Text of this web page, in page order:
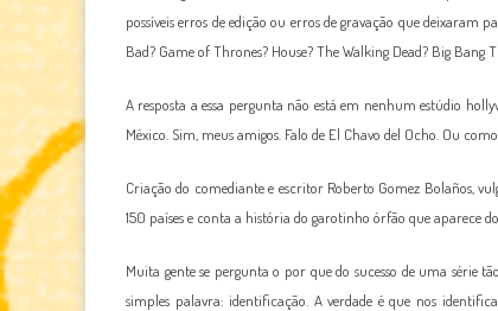
possíveis erros de edição ou erros de gravação que deixaram
Bad? Game of Thrones? House? The Walking Dead? Big Bang
A resposta a essa pergunta não está em nenhum estúdio
México. Sim, meus amigos. Falo de El Chavo del Ocho. Ou
Criação do comediante e escritor Roberto Gomez Bolaños,
150 países e conta a história do garotinho órfão que aparece
Muita gente se pergunta o por que do sucesso de uma série
simples palavra: identificação. A verdade é que nos